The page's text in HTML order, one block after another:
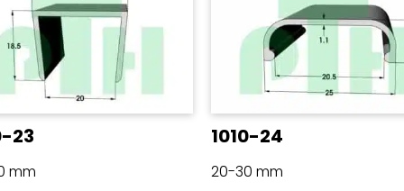
23
mm
1010-24
20-30 mm